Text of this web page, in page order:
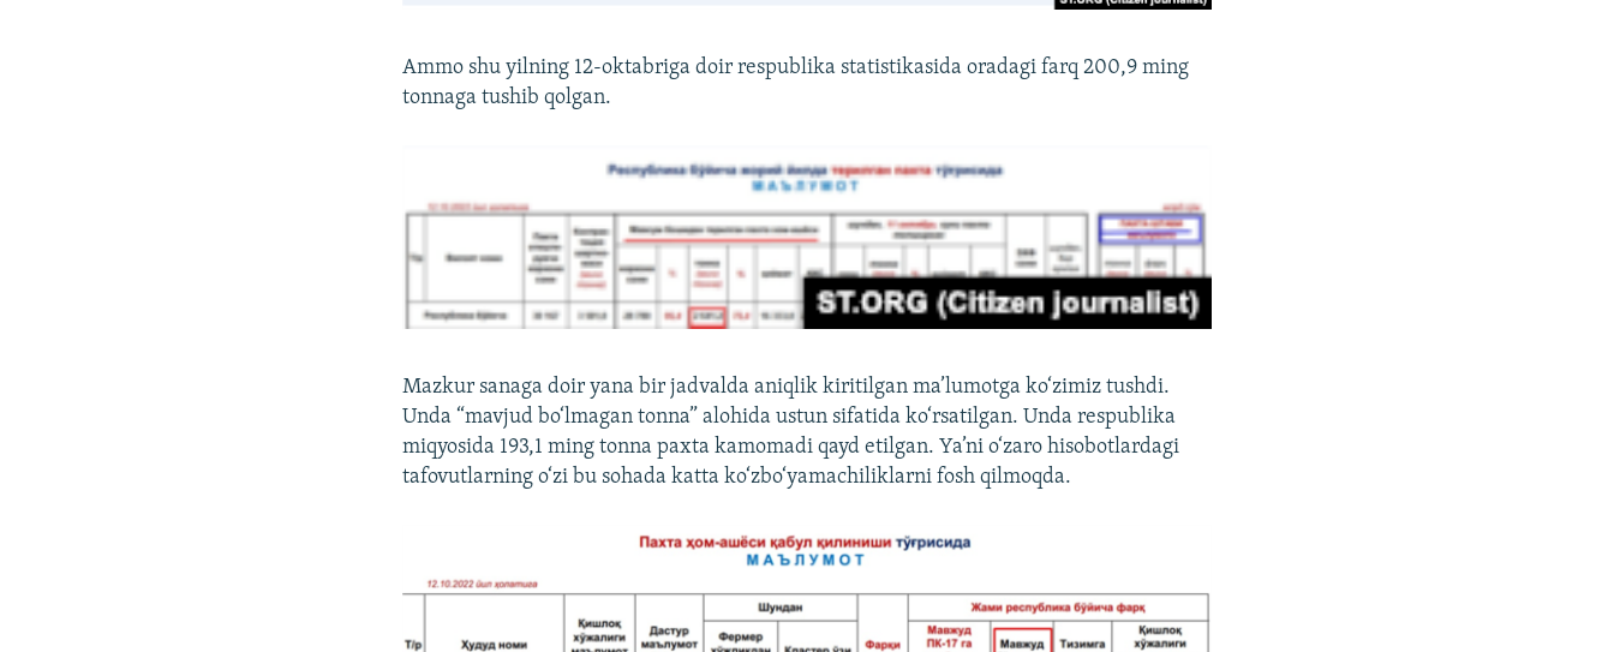
Ammo shu yilning 12-oktabriga doir respublika statistikasida oradagi farq 200,9 ming
tonnaga tushib qolgan.
Mazkur sanaga doir yana bir jadvalda aniqlik kiritilgan ma’lumotga ko‘zimiz tushdi.
Unda “mavjud bo‘lmagan tonna” alohida ustun sifatida ko‘rsatilgan. Unda respublika
miqyosida 193,1 ming tonna paxta kamomadi qayd etilgan. Ya’ni o‘zaro hisobotlardagi
tafovutlarning o‘zi bu sohada katta ko‘zbo‘yamachiliklarni fosh qilmoqda.